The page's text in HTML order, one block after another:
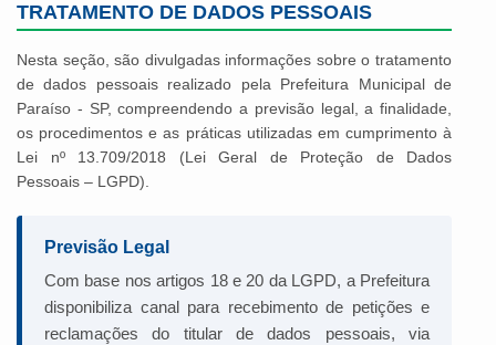
TRATAMENTO DE DADOS PESSOAIS
Nesta seção, são divulgadas informações sobre o tratamento
de dados pessoais realizado pela Prefeitura Municipal de
Paraíso - SP, compreendendo a previsão legal, a finalidade,
os procedimentos e as práticas utilizadas em cumprimento à
Lei nº 13.709/2018 (Lei Geral de Proteção de Dados
Pessoais – LGPD).
Previsão Legal
Com base nos artigos 18 e 20 da LGPD, a Prefeitura
disponibiliza canal para recebimento de petições e
reclamações do titular de dados pessoais, via